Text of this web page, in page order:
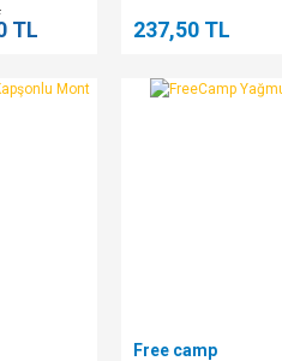
TL 237,50 TL
Free camp